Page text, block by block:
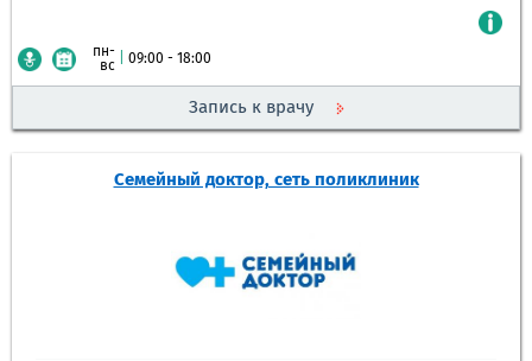
пн-
вс
09:00 - 18:00
Запись к врачу
Семейный доктор, сеть поликлиник